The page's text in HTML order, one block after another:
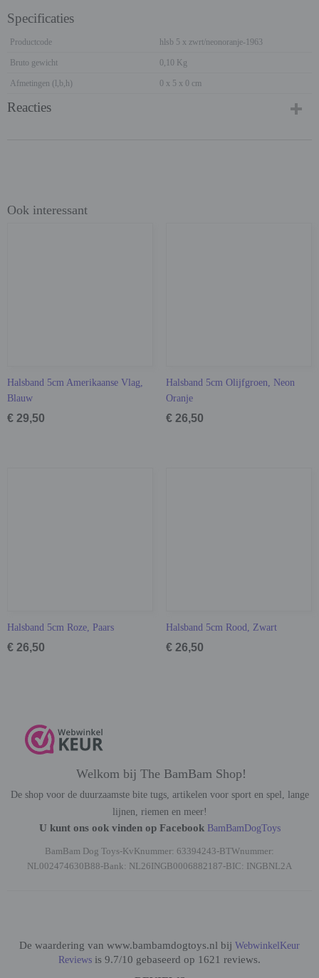
Specificaties
Productcode hlsb 5 x zwrt/neonoranje-1963
Bruto gewicht 0,10 Kg
Afmetingen (l,b,h) 0 x 5 x 0 cm
Reacties
Ook interessant
Halsband 5cm Amerikaanse Vlag,
Blauw
€ 29,50
Halsband 5cm Olijfgroen, Neon
Oranje
€ 26,50
Halsband 5cm Roze, Paars
€ 26,50
Halsband 5cm Rood, Zwart
€ 26,50
Welkom bij The BamBam Shop!
De shop voor de duurzaamste bite tugs, artikelen voor sport en spel, lange
lijnen, riemen en meer!
U kunt ons ook vinden op Facebook BamBamDogToys
BamBam Dog Toys-KvKnummer: 63394243-BTWnummer:
NL002474630B88-Bank: NL26INGB0006882187-BIC: INGBNL2A
De waardering van www.bambamdogtoys.nl bij WebwinkelKeur
Reviews is 9.7/10 gebaseerd op 1621 reviews.